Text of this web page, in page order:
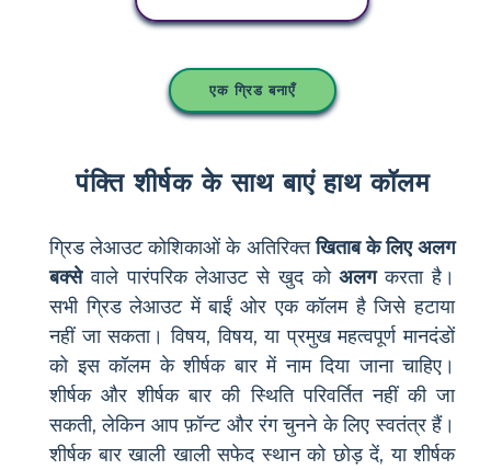
एक ग्रिड बनाएँ
पंक्ति शीर्षक के साथ बाएं हाथ कॉलम
ग्रिड लेआउट कोशिकाओं के अतिरिक्तखिताब के लिए अलग
बक्सेवाले पारंपरिक लेआउट से खुद कोअलगकरता है।
सभी ग्रिड लेआउट में बाईं ओर एक कॉलम है जिसे हटाया
नहीं जा सकता। विषय, विषय, या प्रमुख महत्वपूर्ण मानदंडों
को इस कॉलम के शीर्षक बार में नाम दिया जाना चाहिए।
शीर्षक और शीर्षक बार की स्थिति परिवर्तित नहीं की जा
सकती, लेकिन आप फ़ॉन्ट और रंग चुनने के लिए स्वतंत्र हैं।
शीर्षक बार खाली खाली सफेद स्थान को छोड़ दें, या शीर्षक